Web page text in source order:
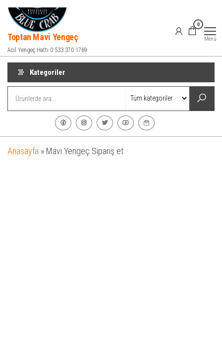
İçeriğe
atla
Toptan Mavi Yengeç
Acil Yengeç Hattı 0 533 370 1769
0
Menü
Kategoriler
Anasayfa » Mavi Yengeç Sipariş et